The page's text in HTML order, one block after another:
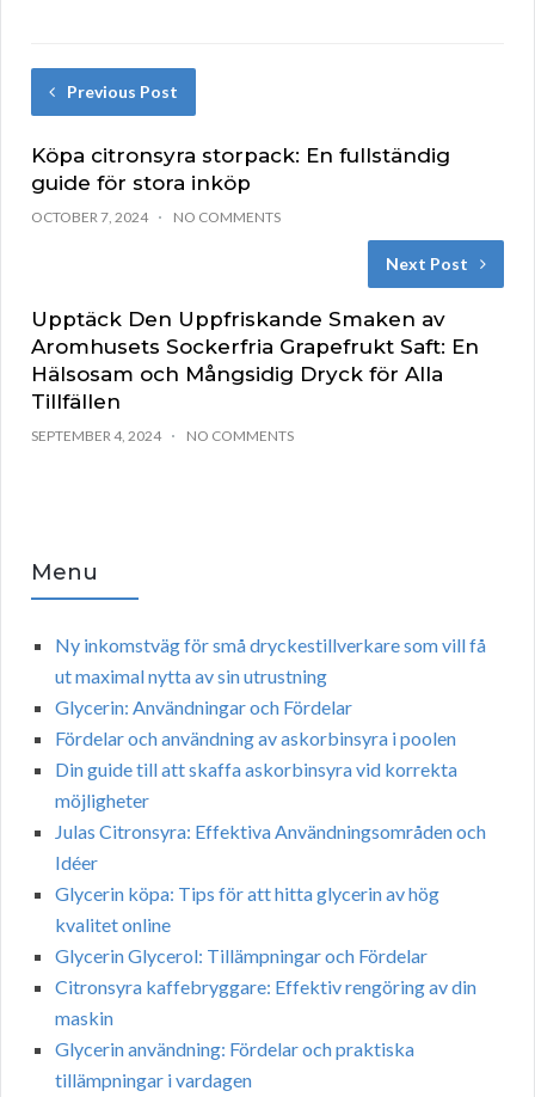
Previous Post
Köpa citronsyra storpack: En fullständig
guide för stora inköp
OCTOBER 7, 2024 NO COMMENTS
Next Post
Upptäck Den Uppfriskande Smaken av
Aromhusets Sockerfria Grapefrukt Saft: En
Hälsosam och Mångsidig Dryck för Alla
Tillfällen
SEPTEMBER 4, 2024 NO COMMENTS
Menu
Ny inkomstväg för små dryckestillverkare som vill få
ut maximal nytta av sin utrustning
Glycerin: Användningar och Fördelar
Fördelar och användning av askorbinsyra i poolen
Din guide till att skaffa askorbinsyra vid korrekta
möjligheter
Julas Citronsyra: Effektiva Användningsområden och
Idéer
Glycerin köpa: Tips för att hitta glycerin av hög
kvalitet online
Glycerin Glycerol: Tillämpningar och Fördelar
Citronsyra kaffebryggare: Effektiv rengöring av din
maskin
Glycerin användning: Fördelar och praktiska
tillämpningar i vardagen